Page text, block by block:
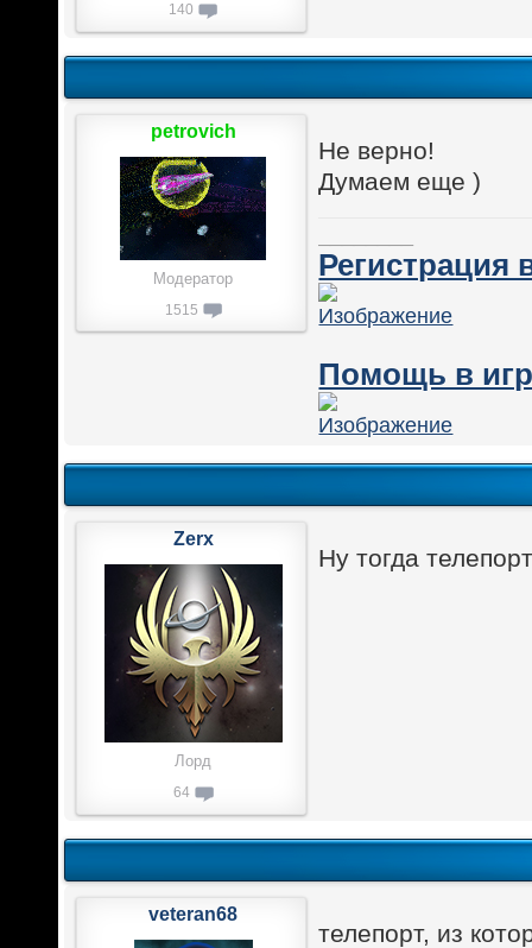
140
Не верно!
Думаем еще )
Регистрация
Помощь в
petrovich
Модератор
1515
Ну тогда
Zerx
Лорд
64
телепорт, из
veteran68